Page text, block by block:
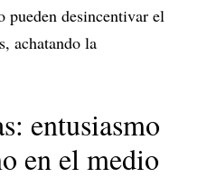
pueden desincentivar el
achatando la
entusiasmo
en el medio